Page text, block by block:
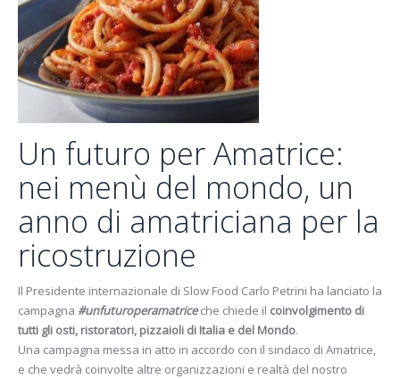
Un futuro per Amatrice:
nei menù del mondo, un
anno di amatriciana per la
ricostruzione
Il Presidente internazionale di Slow Food Carlo Petrini ha lanciato la
campagna #unfuturoperamatrice che chiede il coinvolgimento di
tutti gli osti, ristoratori, pizzaioli di Italia e del Mondo.
Una campagna messa in atto in accordo con il sindaco di Amatrice,
e che vedrà coinvolte altre organizzazioni e realtà del nostro